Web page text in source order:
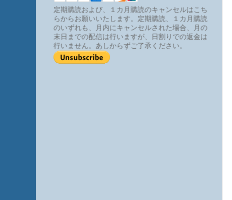
定期購読および、１カ月購読のキャンセルはこち
らからお願いいたします。定期購読、１カ月購読
のいずれも、月内にキャンセルされた場合、月の
末日までの配信は行いますが、日割りでの返金は
行いません。あしからずご了承ください。